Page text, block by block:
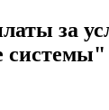
за